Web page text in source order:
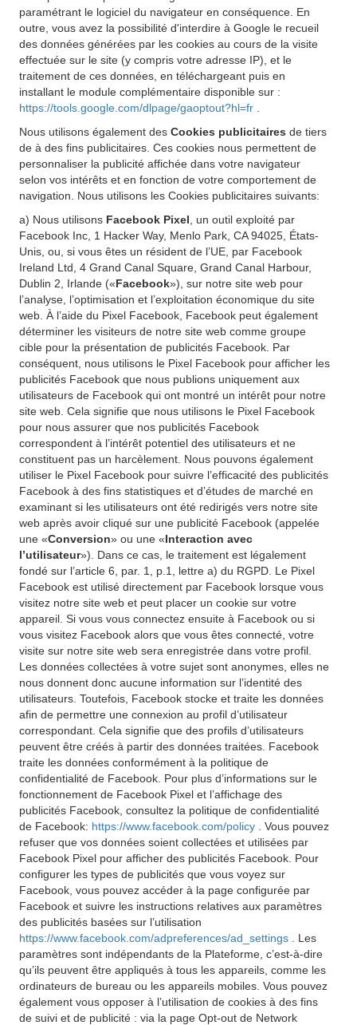
paramétrant le logiciel du navigateur en conséquence. En
outre, vous avez la possibilité d'interdire à Google le recueil
des données générées par les cookies au cours de la visite
effectuée sur le site (y compris votre adresse IP), et le
traitement de ces données, en téléchargeant puis en
installant le module complémentaire disponible sur :
https://tools.google.com/dlpage/gaoptout?hl=fr
Nous utilisons également des Cookies publicitaires de tiers
de à des fins publicitaires. Ces cookies nous permettent de
personnaliser la publicité affichée dans votre navigateur
selon vos intérêts et en fonction de votre comportement de
navigation. Nous utilisons les Cookies publicitaires suivants:
a) Nous utilisons Facebook Pixel , un outil exploité par
Facebook Inc, 1 Hacker Way, Menlo Park, CA 94025, États-
Unis, ou, si vous êtes un résident de l’UE, par Facebook
Ireland Ltd, 4 Grand Canal Square, Grand Canal Harbour,
Dublin 2, Irlande («Facebook»), sur notre site web pour
l’analyse, l’optimisation et l’exploitation économique du site
web. À l’aide du Pixel Facebook, Facebook peut également
déterminer les visiteurs de notre site web comme groupe
cible pour la présentation de publicités Facebook. Par
conséquent, nous utilisons le Pixel Facebook pour afficher les
publicités Facebook que nous publions uniquement aux
utilisateurs de Facebook qui ont montré un intérêt pour notre
site web. Cela signifie que nous utilisons le Pixel Facebook
pour nous assurer que nos publicités Facebook
correspondent à l’intérêt potentiel des utilisateurs et ne
constituent pas un harcèlement. Nous pouvons également
utiliser le Pixel Facebook pour suivre l’efficacité des publicités
Facebook à des fins statistiques et d’études de marché en
examinant si les utilisateurs ont été redirigés vers notre site
web après avoir cliqué sur une publicité Facebook (appelée
une «Conversion» ou une «Interaction avec
l’utilisateur»). Dans ce cas, le traitement est légalement
fondé sur l’article 6, par. 1, p.1, lettre a) du RGPD. Le Pixel
Facebook est utilisé directement par Facebook lorsque vous
visitez notre site web et peut placer un cookie sur votre
appareil. Si vous vous connectez ensuite à Facebook ou si
vous visitez Facebook alors que vous êtes connecté, votre
visite sur notre site web sera enregistrée dans votre profil.
Les données collectées à votre sujet sont anonymes, elles ne
nous donnent donc aucune information sur l’identité des
utilisateurs. Toutefois, Facebook stocke et traite les données
afin de permettre une connexion au profil d’utilisateur
correspondant. Cela signifie que des profils d’utilisateurs
peuvent être créés à partir des données traitées. Facebook
traite les données conformément à la politique de
confidentialité de Facebook. Pour plus d’informations sur le
fonctionnement de Facebook Pixel et l’affichage des
publicités Facebook, consultez la politique de confidentialité
de Facebook: https://www.facebook.com/policy
. Vous pouvez
refuser que vos données soient collectées et utilisées par
Facebook Pixel pour afficher des publicités Facebook. Pour
configurer les types de publicités que vous voyez sur
Facebook, vous pouvez accéder à la page configurée par
Facebook et suivre les instructions relatives aux paramètres
des publicités basées sur l’utilisation
https://www.facebook.com/adpreferences/ad_settings
. Les
paramètres sont indépendants de la Plateforme, c’est-à-dire
qu’ils peuvent être appliqués à tous les appareils, comme les
ordinateurs de bureau ou les appareils mobiles. Vous pouvez
également vous opposer à l’utilisation de cookies à des fins
de suivi et de publicité : via la page Opt-out de Network